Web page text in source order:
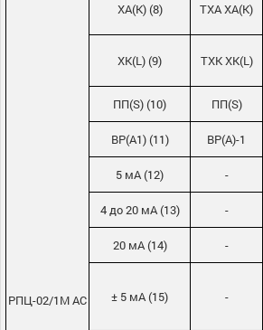
РПЦ-02/1М АС
ХА(К) (8) ТХА ХА(К)
ХК(L) (9) TXK XK(L)
ПП(S) (10) ПП(S)
ВР(А1) (11) ВР(А)-1
5 мА (12) -
4 до 20 мА (13) -
20 мА (14) -
± 5 мА (15) -